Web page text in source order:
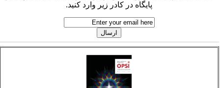
پایگاه در کادر زیر وارد کنید.